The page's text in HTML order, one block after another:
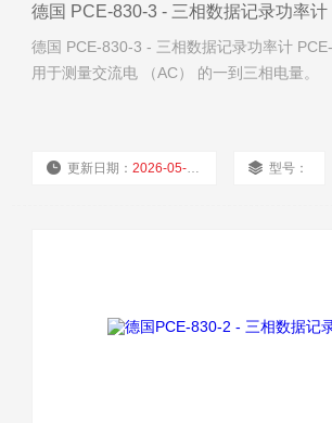
德国 PCE-830-3 - 三相数据记录功率计
德国 PCE-830-3 - 三相数据记录功率计
用于测量交流电 （AC） 的一到三相电量。
更新日期：2026-05-10 型号：